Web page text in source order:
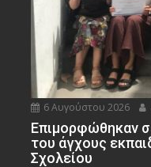
6 Αυγούστου 2026
Eπιμορφώθηκαν
του άγχους
Σχολείου